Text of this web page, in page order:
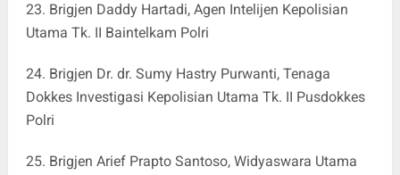
23. Brigjen Daddy Hartadi, Agen Intelijen Kepolisian
Utama Tk. II Baintelkam Polri
24. Brigjen Dr. dr. Sumy Hastry Purwanti, Tenaga
Dokkes Investigasi Kepolisian Utama Tk. II Pusdokkes
Polri
25. Brigjen Arief Prapto Santoso, Widyaswara Utama